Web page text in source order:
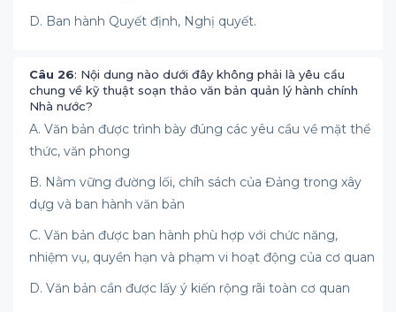
D. Ban hành Quyết định, Nghị quyết.
Câu 26: Nội dung nào dưới đây không phải là yêu cầu
chung về kỹ thuật soạn thảo văn bản quản lý hành chính
Nhà nước?
A. Văn bản được trình bày đúng các yêu cầu về mặt thể
thức, văn phong
B. Nằm vững đường lối, chíh sách của Đảng trong xây
dựg và ban hành văn bản
C. Văn bản được ban hành phù hợp với chức năng,
nhiệm vụ, quyền hạn và phạm vi hoạt động của cơ quan
D. Văn bản cần được lấy ý kiến rộng rãi toàn cơ quan